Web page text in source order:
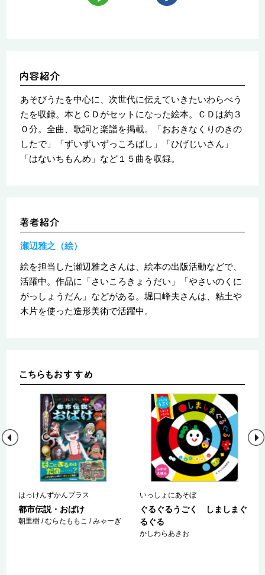
あそびうたを中心に、次世代に伝えていきたいわらべう
たを収録。本とＣＤがセットになった絵本。ＣＤは約３
０分。全曲、歌詞と楽譜を掲載。「おおきなくりのきの
したで」「ずいずいずっころばし」「ひげじいさん」
「はないちもんめ」など１５曲を収録。
瀬辺雅之（絵）
絵を担当した瀬辺雅之さんは、絵本の出版活動などで、
活躍中。作品に「さいころきょうだい」「やさいのくに
がっしょうだん」などがある。堀口峰夫さんは、粘土や
木片を使った造形美術で活躍中。
はっけんずかんプラス
都市伝説・おばけ
朝里樹 / むらたももこ / みゃーぎ
いっしょにあそぼ
ぐるぐるうごく しましまぐ
るぐる
かしわらあきお